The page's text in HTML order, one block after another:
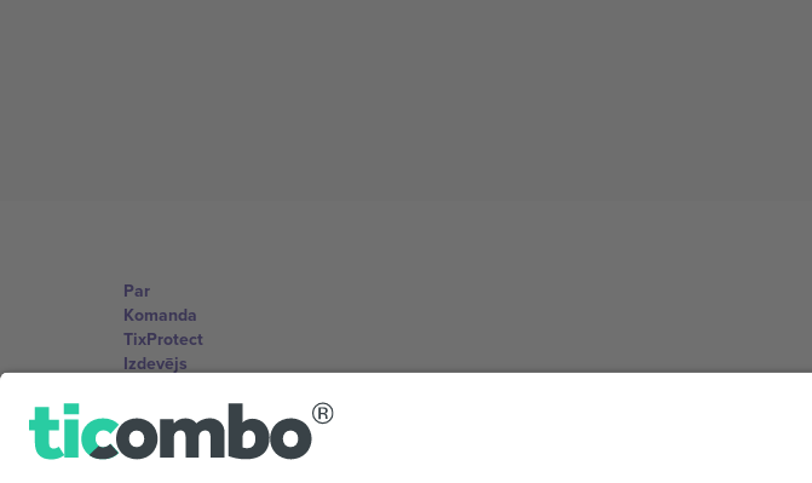
Par
Komanda
TixProtect
Izdevējs
Partneru programma